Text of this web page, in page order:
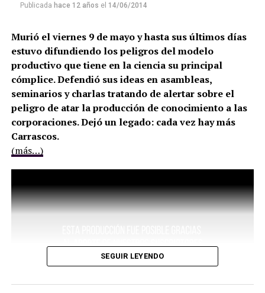
Publicada hace 12 años el 14/06/2014
Murió el viernes 9 de mayo y hasta sus últimos días
estuvo difundiendo los peligros del modelo
productivo que tiene en la ciencia su principal
cómplice. Defendió sus ideas en asambleas,
seminarios y charlas tratando de alertar sobre el
peligro de atar la producción de conocimiento a las
corporaciones. Dejó un legado: cada vez hay más
Carrascos.
(más…)
SEGUIR LEYENDO